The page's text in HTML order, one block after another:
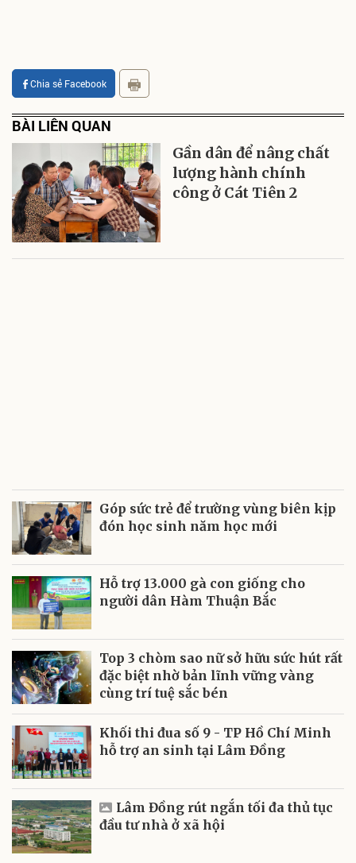
Chia sẻ Facebook
BÀI LIÊN QUAN
Gần dân để nâng chất
lượng hành chính
công ở Cát Tiên 2
Góp sức trẻ để trường vùng biên kịp
đón học sinh năm học mới
Hỗ trợ 13.000 gà con giống cho
người dân Hàm Thuận Bắc
Top 3 chòm sao nữ sở hữu sức hút rất
đặc biệt nhờ bản lĩnh vững vàng
cùng trí tuệ sắc bén
Khối thi đua số 9 - TP Hồ Chí Minh
hỗ trợ an sinh tại Lâm Đồng
Lâm Đồng rút ngắn tối đa thủ tục
đầu tư nhà ở xã hội